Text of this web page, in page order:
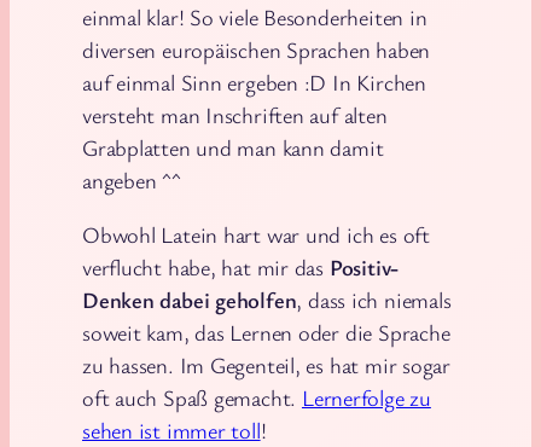
einmal klar! So viele Besonderheiten in
diversen europäischen Sprachen haben
auf einmal Sinn ergeben :D In Kirchen
versteht man Inschriften auf alten
Grabplatten und man kann damit
angeben ^^
Obwohl Latein hart war und ich es oft
verflucht habe, hat mir das Positiv-
Denken dabei geholfen, dass ich niemals
soweit kam, das Lernen oder die Sprache
zu hassen. Im Gegenteil, es hat mir sogar
oft auch Spaß gemacht. Lernerfolge zu
sehen ist immer toll!